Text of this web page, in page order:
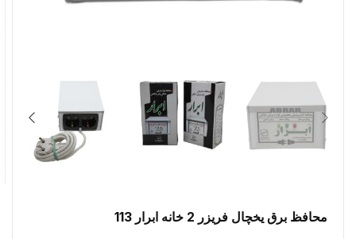
محافظ برق یخچال فریزر 2 خانه ابرار 113